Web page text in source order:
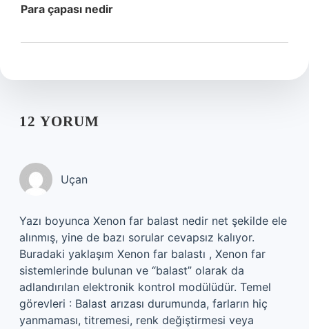
Para çapası nedir
12 YORUM
Uçan
Yazı boyunca Xenon far balast nedir net şekilde ele
alınmış, yine de bazı sorular cevapsız kalıyor.
Buradaki yaklaşım Xenon far balastı , Xenon far
sistemlerinde bulunan ve “balast” olarak da
adlandırılan elektronik kontrol modülüdür. Temel
görevleri : Balast arızası durumunda, farların hiç
yanmaması, titremesi, renk değiştirmesi veya